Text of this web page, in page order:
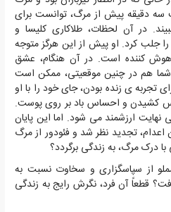
دقیقه پیش از مرگ، توانست برای
در آن لحظات، طلاکاری کلیسا و
جلب کرد. او پیش از این هرگز متوجه
کننده است. در آن هنگام، عشق
شما هم در چنین موقعیتی، ممکن است
تجربه ی زنده بودن، جای خود را با او
کشیدن و احساس باد بر روی پوست.
ارزشمند می شود. اما این پایان
اعدام، تجدید نظر شد و فئودور از مرگ
درک مرگ، به زندگی برگردد؟
از سپاسگزاری و سخاوت نسبت به
قطعاً آن فرد، نگرش رایج به زندگی